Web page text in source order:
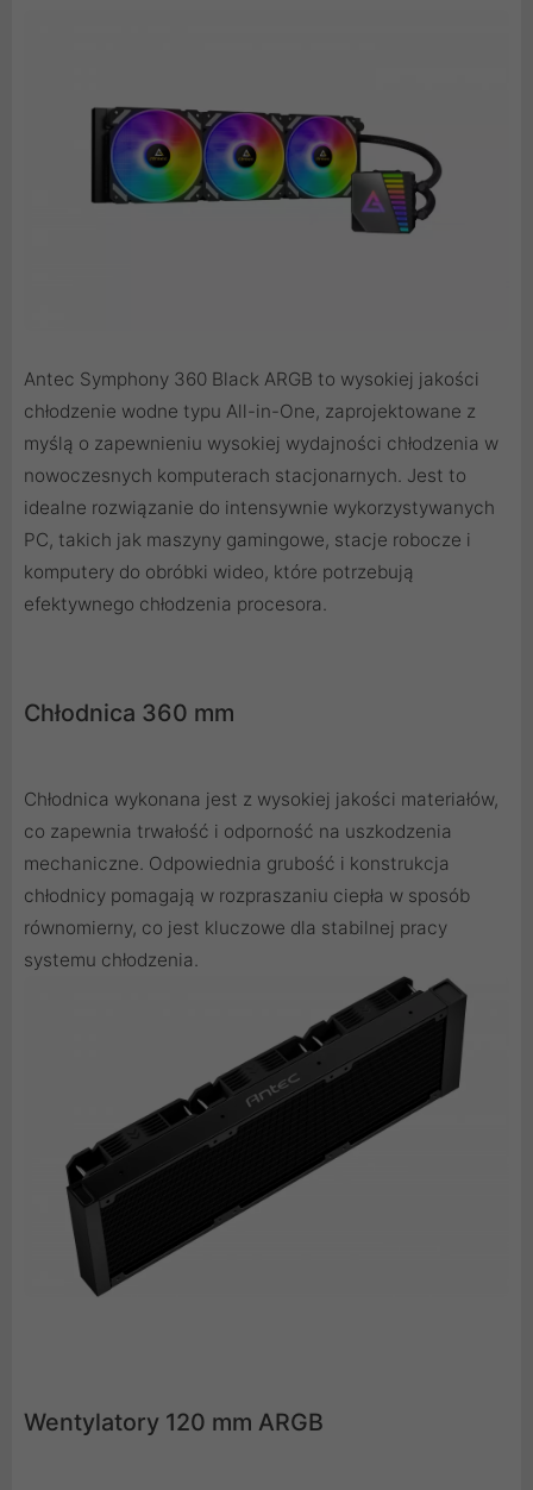
Antec Symphony 360 Black ARGB to wysokiej jakości
chłodzenie wodne typu All-in-One, zaprojektowane z
myślą o zapewnieniu wysokiej wydajności chłodzenia w
nowoczesnych komputerach stacjonarnych. Jest to
idealne rozwiązanie do intensywnie wykorzystywanych
PC, takich jak maszyny gamingowe, stacje robocze i
komputery do obróbki wideo, które potrzebują
efektywnego chłodzenia procesora.
Chłodnica 360 mm
Chłodnica wykonana jest z wysokiej jakości materiałów,
co zapewnia trwałość i odporność na uszkodzenia
mechaniczne. Odpowiednia grubość i konstrukcja
chłodnicy pomagają w rozpraszaniu ciepła w sposób
równomierny, co jest kluczowe dla stabilnej pracy
systemu chłodzenia.
Wentylatory 120 mm ARGB